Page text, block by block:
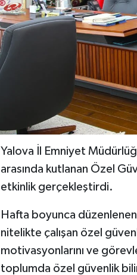
Yalova İl Emniyet
arasında kutlanan Özel
etkinlik gerçekleştirdi.
Hafta boyunca
nitelikte çalışan özel
motivasyonlarını ve
toplumda özel güvenlik